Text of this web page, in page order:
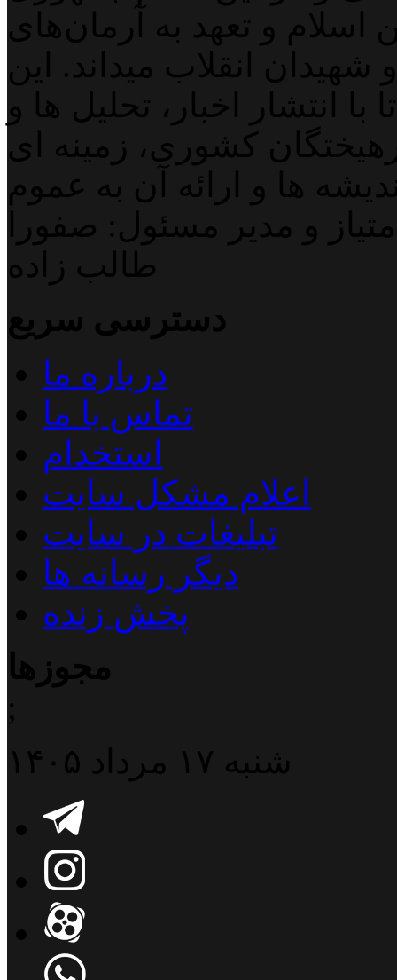
و تعهد به آرمان‌های
انقلاب میداند. این
انتشار اخبار، تحلیل ها و
کشوری، زمینه ای
ها و ارائه آن به عموم
و مدیر مسئول: صفورا
طالب زاده
دسترسی سریع
درباره ما
تماس با ما
استخدام
اعلام مشکل سایت
تبلیغات در سایت
دیگر رسانه ها
پخش زنده
مجوزها
;
شنبه ۱۷ مرداد ۱۴۰۵